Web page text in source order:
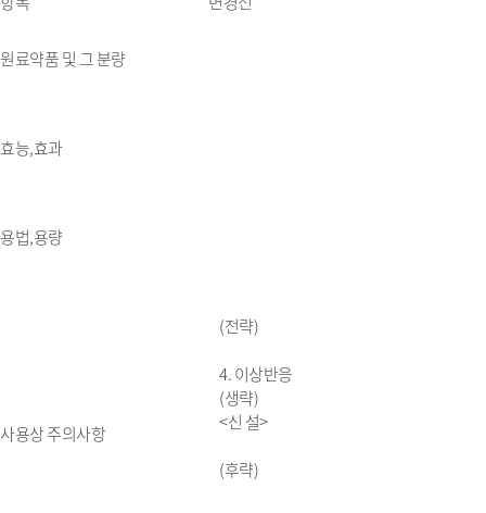
원료약품 및 그 분량
효능,효과
용법,용량
사용상 주의사항
(전략)
4. 이상반응
(생략)
<신 설>
(후략)